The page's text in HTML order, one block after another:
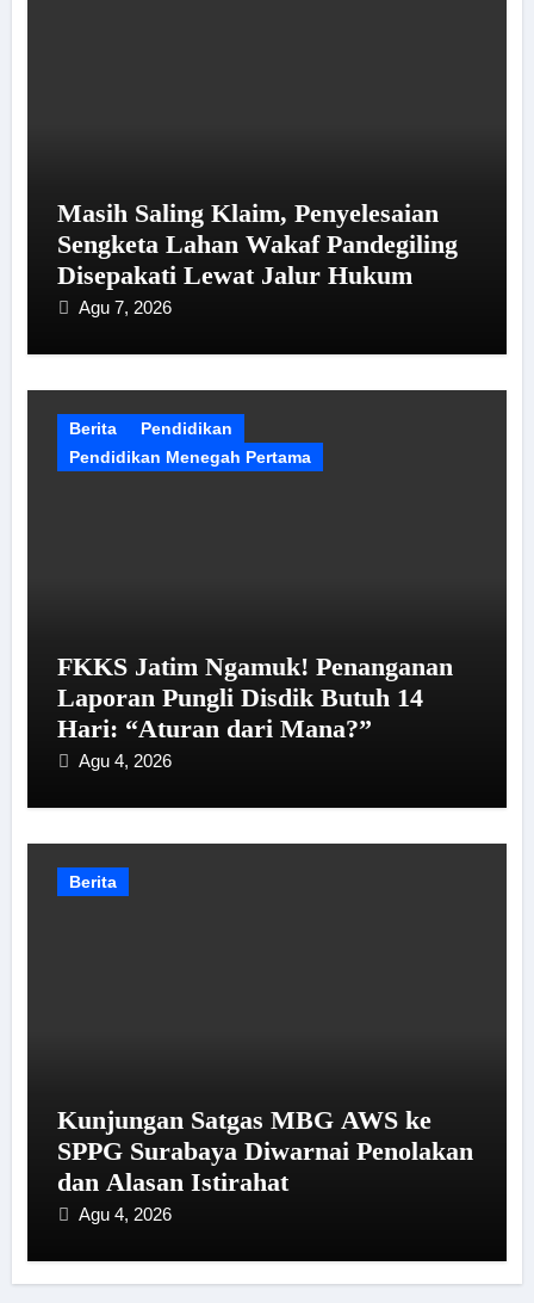
Masih Saling Klaim, Penyelesaian
Sengketa Lahan Wakaf Pandegiling
Disepakati Lewat Jalur Hukum
Agu 7, 2026
Berita
Pendidikan
Pendidikan Menegah Pertama
FKKS Jatim Ngamuk! Penanganan
Laporan Pungli Disdik Butuh 14
Hari: “Aturan dari Mana?”
Agu 4, 2026
Berita
Kunjungan Satgas MBG AWS ke
SPPG Surabaya Diwarnai Penolakan
dan Alasan Istirahat
Agu 4, 2026